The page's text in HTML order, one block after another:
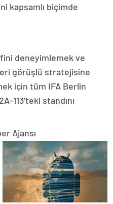
kapsamlı biçimde
deneyimlemek ve
görüşlü stratejisine
için tüm IFA Berlin
113’teki standını
Ajansı